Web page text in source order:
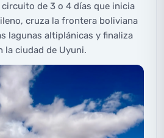
de 3 o 4 días que inicia
cruza la frontera boliviana
lagunas altiplánicas y finaliza
la ciudad de Uyuni.